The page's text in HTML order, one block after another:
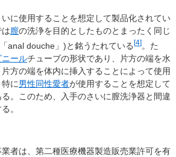
に使用することを想定して製品化されてい
は膣の洗浄を目的としたものとまったく同じ
anal douche」)と銘うたれている [4] 。た
ニールチューブの形状であり、片方の端を水
方の端を体内に挿入することによって使用
に男性同性愛者が使用することを想定して
。このため、入手のさいに膣洗浄器と間違
。
者は、第二種医療機器製造販売業許可を有